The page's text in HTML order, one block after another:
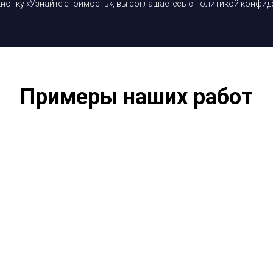
«Узнайте стоимость», вы соглашаетесь с политикой
Примеры наших работ